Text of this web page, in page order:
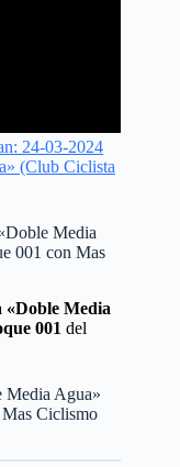
24-03-2024
(Club Ciclista
Media
001 con Mas
«Doble Media
001 del
Media Agua»
Ciclismo